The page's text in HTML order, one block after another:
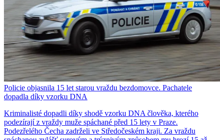
Policie objasnila 15 let starou vraždu bezdomovce. Pachatele
dopadla díky vzorku DNA
Kriminalisté dopadli díky shodě vzorku DNA člověka, kterého
podezírají z vraždy muže spáchané před 15 lety v Praze.
Podezřelého Čecha zadrželi ve Středočeském kraji. Za vraždu